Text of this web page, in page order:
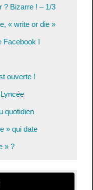
? Bizarre ! – 1/3
« write or die »
Facebook !
ouverte !
quotidien
» qui date
» ?